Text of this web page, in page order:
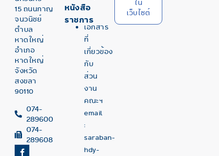
15 ถนนกาญ
จนวนิชย์
ตำบล
หาดใหญ่
อำเภอ
หาดใหญ่
จังหวัด
สงขลา
90110
074-
289600
074-
289608
หนังสือ
ราชการ
เอกสาร
ที่
เกี่ยวข้อง
กับ
ส่วน
งาน
คณะฯ
email
:
saraban-
hdy-
ใน
เว็บไซต์